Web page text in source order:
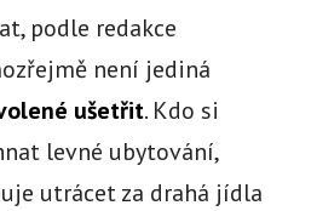
podle redakce
není jediná
ušetřit. Kdo si
levné ubytování,
utrácet za drahá jídla